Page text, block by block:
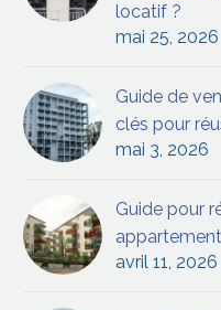
locatif ?
mai 25, 2026
Guide de
clés pour
mai 3, 2026
Guide pour
appartement
avril 11, 2026